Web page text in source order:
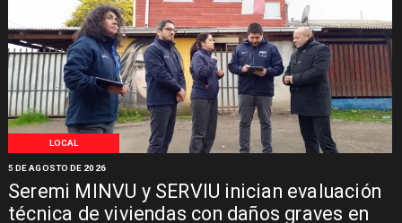
LOCAL
Seremi MINVU y SERVIU inician evaluación
técnica de viviendas con daños graves en
5 DE AGOSTO DE 2026